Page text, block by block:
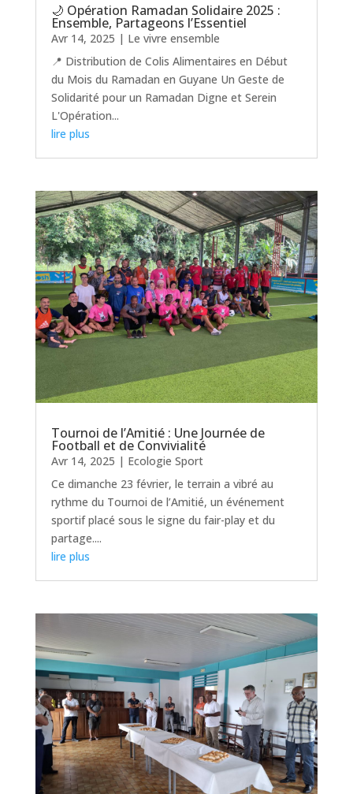
🌙 Opération Ramadan Solidaire 2025 :
Ensemble, Partageons l’Essentiel
Avr 14, 2025 | Le vivre ensemble
📍 Distribution de Colis Alimentaires en Début
du Mois du Ramadan en Guyane Un Geste de
Solidarité pour un Ramadan Digne et Serein
L'Opération...
lire plus
Tournoi de l’Amitié : Une Journée de
Football et de Convivialité
Avr 14, 2025 | Ecologie Sport
Ce dimanche 23 février, le terrain a vibré au
rythme du Tournoi de l’Amitié, un événement
sportif placé sous le signe du fair-play et du
partage....
lire plus